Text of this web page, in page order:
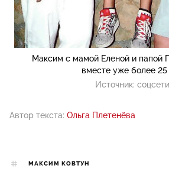
Максим с мамой Еленой и папой
вместе уже более 25
Источник: соцсети
Автор текста: Ольга Плетенёва
МАКСИМ КОВТУН